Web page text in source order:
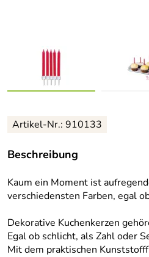
Artikel-Nr.: 910133
Beschreibung
Kaum ein Moment ist
verschiedensten Farben, egal
Dekorative Kuchenkerzen
Egal ob schlicht, als Zahl oder
Mit dem praktischen